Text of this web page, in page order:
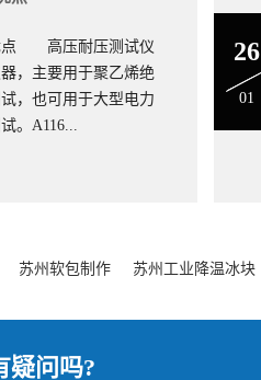
点 高压耐压测试仪
，主要用于聚乙烯绝
，也可用于大型电力
。A116...
26
01
苏州软包制作 苏州工业降温冰块
疑问吗?